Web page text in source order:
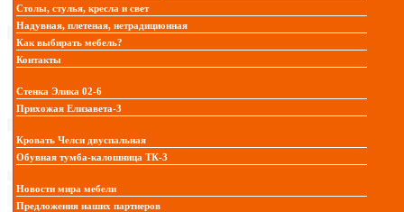
Столы, стулья, кресла и свет
Надувная, плетеная, нетрадиционная
Как выбирать мебель?
Контакты
Стенка Элика 02-6
Прихожая Елизавета-3
Кровать Челси двуспальная
Обувная тумба-калошница ТК-3
Новости мира мебели
Предложения наших партнеров